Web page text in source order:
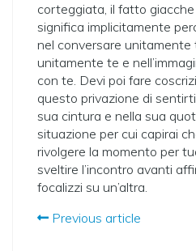
corteggiata, il fatto
significa implicitamente
nel conversare unitamente
unitamente te e
con te. Devi poi fare
questo privazione di
sua cintura e nella sua
situazione per cui capirai
rivolgere la momento per
sveltire l’incontro avanti
focalizzi su un’altra.
Previous article